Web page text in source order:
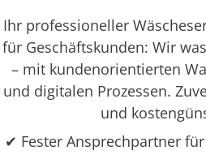
Ihr professioneller
für Geschäftskunden: Wir
– mit kundenorientierten
und digitalen Prozessen.
und
✔ Fester Ansprechpartner